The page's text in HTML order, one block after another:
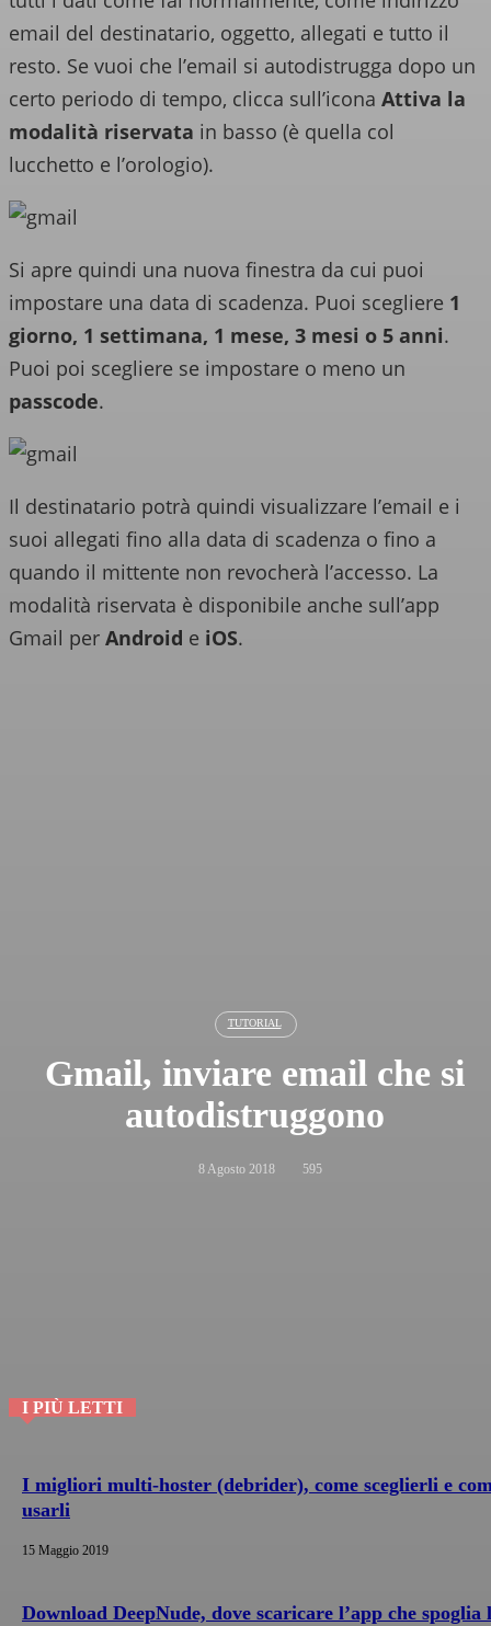
TUTORIAL
Gmail, inviare email che si
autodistruggono
8 Agosto 2018 595
email del destinatario, oggetto, allegati e tutto il
resto. Se vuoi che l’email si autodistrugga dopo un
certo periodo di tempo, clicca sull’icona Attiva la
modalità riservata in basso (è quella col
lucchetto e l’orologio).
Si apre quindi una nuova finestra da cui puoi
impostare una data di scadenza. Puoi scegliere 1
giorno, 1 settimana, 1 mese, 3 mesi o 5 anni.
Puoi poi scegliere se impostare o meno un
passcode.
Il destinatario potrà quindi visualizzare l’email e i
suoi allegati fino alla data di scadenza o fino a
quando il mittente non revocherà l’accesso. La
modalità riservata è disponibile anche sull’app
Gmail per Android e iOS.
I PIÙ LETTI
I migliori multi-hoster (debrider), come sceglierli e
usarli
15 Maggio 2019
Download DeepNude, dove scaricare l’app che spoglia